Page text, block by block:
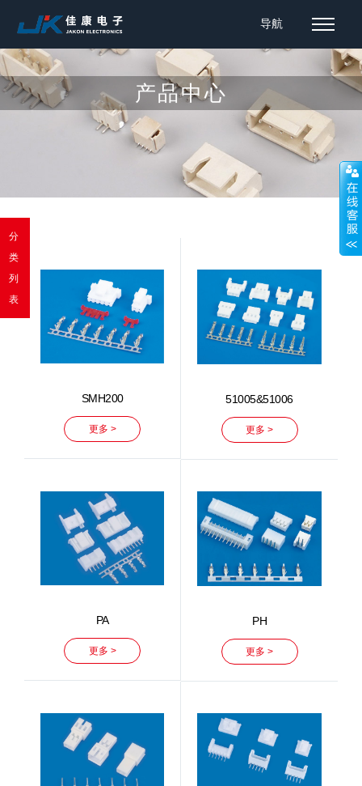
导航
产品中心
分
类
列
表
SMH200
更多 >
51005&51006
更多 >
PA
更多 >
PH
更多 >